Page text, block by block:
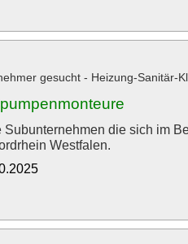
gesucht - Heizung-Sanitär-
Subunternehmen die sich im
Westfalen.